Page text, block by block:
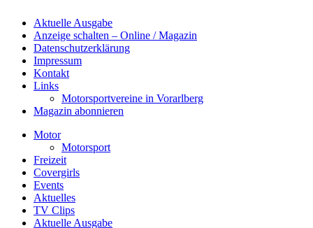
Aktuelle Ausgabe
Anzeige schalten – Online / Magazin
Datenschutzerklärung
Impressum
Kontakt
Links
Motorsportvereine in Vorarlberg
Magazin abonnieren
Motor
Motorsport
Freizeit
Covergirls
Events
Aktuelles
TV Clips
Aktuelle Ausgabe